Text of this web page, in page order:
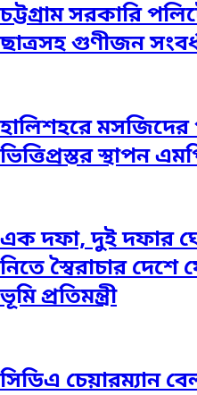
চট্টগ্রাম সরকারি
ছাত্রসহ গুণীজন
হালিশহরে মসজিদের
ভিত্তিপ্রস্তর স্থাপন
এক দফা, দুই দফার
নিতে স্বৈরাচার
ভূমি প্রতিমন্ত্রী
সিডিএ চেয়ারম্যান